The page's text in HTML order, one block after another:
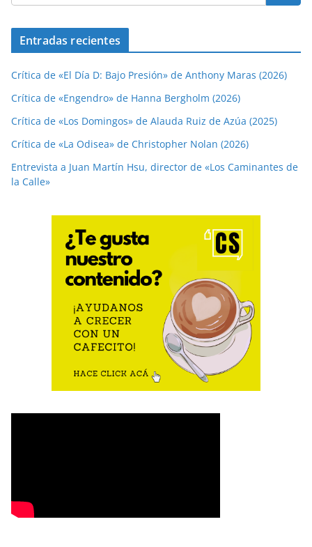
Entradas recientes
Crítica de «El Día D: Bajo Presión» de Anthony Maras (2026)
Crítica de «Engendro» de Hanna Bergholm (2026)
Crítica de «Los Domingos» de Alauda Ruiz de Azúa (2025)
Crítica de «La Odisea» de Christopher Nolan (2026)
Entrevista a Juan Martín Hsu, director de «Los Caminantes de
la Calle»